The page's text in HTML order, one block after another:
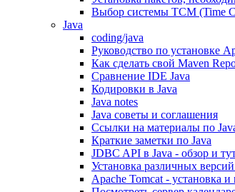
Выбор системы TCM (Time
Java
coding/java
Руководство по установке
Как сделать свой Maven
Сравнение IDE Java
Кодировки в Java
Java notes
Java советы и соглашения
Ссылки на материалы по
Краткие заметки по Java
JDBC API в Java - обзор и
Установка различных
Apache Tomcat - установка и